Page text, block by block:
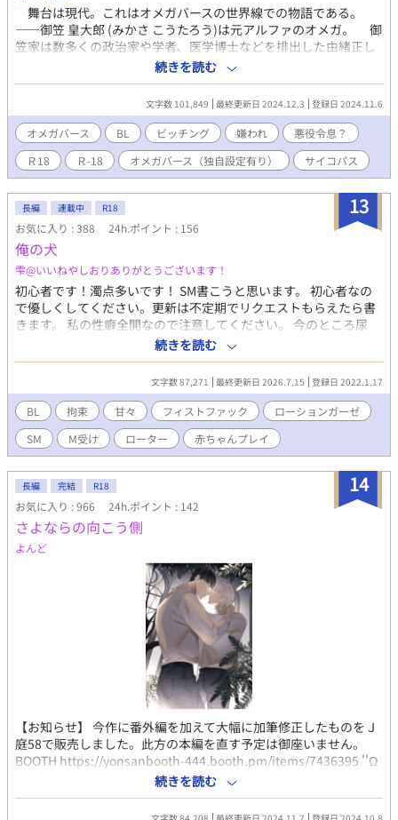
舞台は現代。これはオメガバースの世界線での物語である。
――御笠 皇大郎 (みかさ こうたろう)は元アルファのオメガ。 御
笠家は数多くの政治家や学者、医学博士などを排出した由緒正し
い家系である。 とある事件からアルファからオメガへビッチン
グして高学歴のエリートで容姿端麗の青年の人生が一転した。
アルファ家系であった中でのオメガ。 肩身が狭いどころではな
い。 針のむしろ状態で大学を中退させられたあと、小さな家
を与えられ無愛想な家政婦と唯一優しかった祖母暮らしていた。
そこで次々と持ち込まれる縁談の話。 すべてを突っぱねて
いたが、優しかった祖母が倒れてから状況は変わった。 跡取
り候補の弟からの脅しで、皇大郎は渋々縁談を受け入れた。 相
手は貴島グループ(金融から不動産、他にも様々な業界にて拡大成
長した巨大企業グループ)のいわるる御曹司。 貴島 高貴 (きじま
こうき)である。 顔こそイケメンだが性格の悪い男で、もちろん
アルファ。 見合いの席でとんでもない失礼な発言と乱暴をしよ
うとしたクズ男。 すったもんだで婚約したものの、相手の会社
で働くように要求された。 案の定、会社では腫れ物扱い。ヒソ
ヒソされ嫌がらせも続く。 それでも祖母のため家のため必死
で耐えた。 しかし婚約者は連絡もなく放置。 たまには食事で
もと勇気を出して誘ってみるも素っ気なく断られる。 どこにい
ても孤独――そんな日々を三ヶ月。 ついに決定的な出来事が起
こる。 社内の女性社員たちに呼び出され、婚約者には愛する人
がいるから婚約破棄しろと罵倒される。 傷ついた皇大郎に追
い打ちをかけるような出来事が。 そしてようやく決意した。
婚約破棄して家出してやろう、と。 クズなアルファ(？)に愛想
をつかした生きる力強めなオメガのシリアスありのラブコメデ
ィ。 R18もあるよ！！！
続きを読む
文字数 101,849 最終更新日 2024.12.3 登録日 2024.11.6
オメガバース BL ビッチング 嫌われ
悪役令息？
Ｒ18
Ｒ-18 オメガバース（独自設定有り） サイコパス
13
長編 連載中 R18
お気に入り : 388 24h.ポイント : 156
俺の犬
雫@いいねやしおりありがとうございます！
初心者です！濁点多いです！ SM書こうと思います。 初心者なの
で優しくしてください。更新は不定期でリクエストもらえたら書
きます。 私の性癖全開なので注意してください。 今のところ尿
道、前立腺、ローター、ローションガーゼ、フィスト、ピアス、
エネマグラ、目隠し、お医者さんごっこ、スパンキング、ギャグ
ボール、聴診器、放置、授乳？、赤ちゃんプレイ、ダーククィー
ンスタイルなどを書こうかな。終わり次第甘々になります。調
教、小スカ
続きを読む
文字数 87,271 最終更新日 2026.7.15 登録日 2022.1.17
BL 拘束 甘々 フィストファック
ローションガーゼ
SM
M受け ローター 赤ちゃんプレイ
14
長編 完結 R18
お気に入り : 966 24h.ポイント : 142
さよならの向こう側
よんど
【お知らせ】 今作に番外編を加えて大幅に加筆修正したものをＪ
庭58で販売しました。此方の本編を直す予定は御座いません。
BOOTH https://yonsanbooth-444.booth.pm/items/7436395 ''Ω
のまま死ぬくらいなら自由に生きようと思った'' 僕の人生が変わ
ったのは高校生の時。 たまたまαと密室で二人きりになり、自分
の予期せぬ発情に当てられた相手がうなじを噛んだのが事の始ま
続きを読む